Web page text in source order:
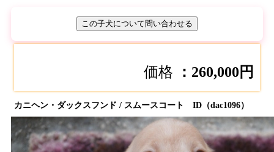
この子犬について問い合わせる
価格 ：260,000円
カニヘン・ダックスフンド / スムースコート ID（dac1096）